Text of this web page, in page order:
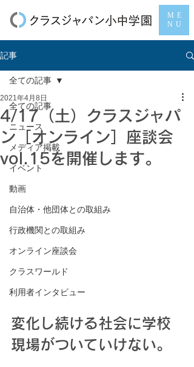
ME
NU
記事
全ての記事
ニュース
メディア掲載
イベント
動画
自治体・他団体との取組み
行政機関との取組み
オンライン座談会
クラスワールド
利用者インタビュー
全ての記事
4/17（土）クラスジャパ
ン［オンライン］座談会
vol.15を開催します。
2021年4月8日
変化し続ける社会に学校
現場がついていけない。